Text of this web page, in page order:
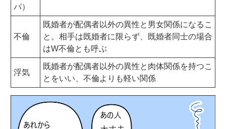
パ）
不倫
既婚者が配偶者以外の異性と男女関係になるこ
と。相手は既婚者に限らず、既婚者同士の場合
はW不倫とも呼ぶ
浮気
既婚者が配偶者以外の異性と肉体関係を持つこ
とをいい、不倫よりも軽い関係